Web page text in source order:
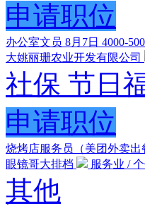
申请职位
办公室文员 8月7日 4000-
大姚丽珊农业开发有限公司
社保 节日
申请职位
烧烤店服务员（美团外卖出
眼镜哥大排档
服务业 /
其他